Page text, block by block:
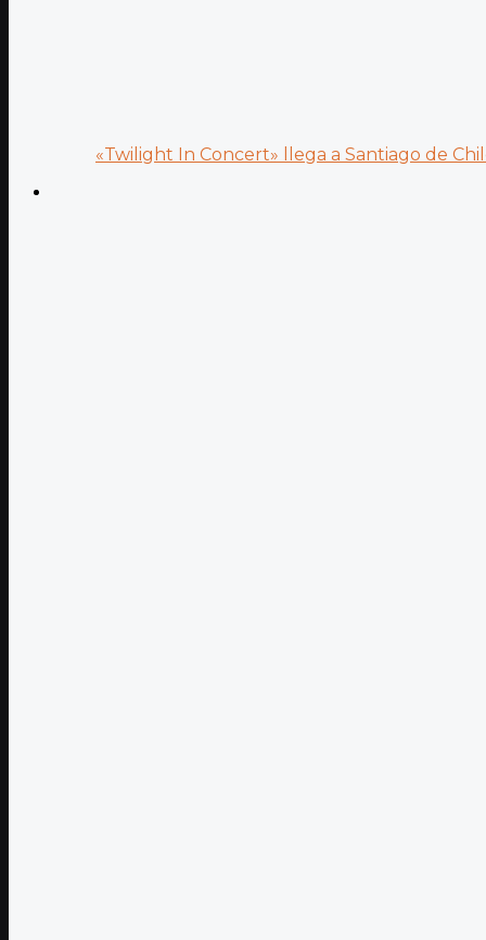
«Twilight In Concert» llega a Santiago de